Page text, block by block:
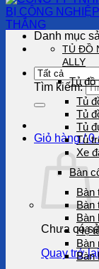
Tìm kiếm:
Giỏ hàng /0
Chưa có
Quay trở
Danh mục
TỦ ĐỒ
ALLY
Tủ đồ
Tủ
Tủ
Tủ
Tủ
Xe
Bàn
Bàn
Bàn
Bàn
Hệ
Bàn
Bàn